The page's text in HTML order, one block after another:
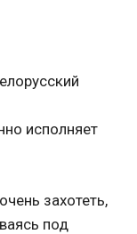
исполняет
захотеть,
под